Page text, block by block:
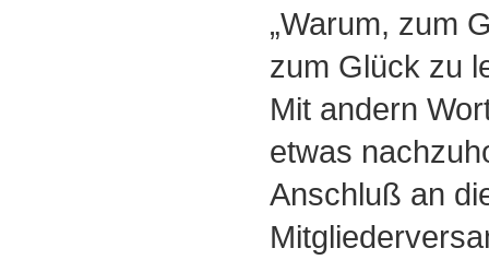
„Warum, zum
zum Glück zu
Mit andern
etwas
Anschluß an